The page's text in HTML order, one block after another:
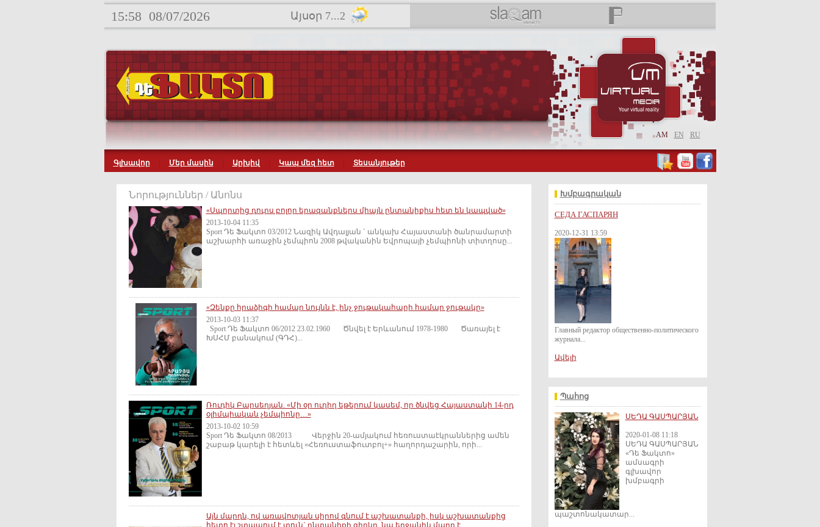
15:58 08/07/2026 Այսօր 7...2
AM EN RU
Գլխավոր Մեր մասին Արխիվ Կապ մեզ հետ Տեսանյութեր
Նորություններ / Անոնս
«Սպորտից դուրս բոլոր երազանքներս միայն ընտանիքիս հետ են կապված»
2013-10-04 11:35
Sport Դե Ֆակտո 03/2012 Նազիկ Ավդալյան ` անկախ Հայաստանի ծանրամարտի
աշխարհի առաջին չեմպիոն 2008 թվականին Եվրոպայի չեմպիոնի տիտղոսը...
«Զեն­քը հրա­ձի­գի հա­մար նույնն է, ինչ ջու­թա­կա­հա­րի հա­մար ջու­թա­կը»
2013-10-03 11:37
Sport Դե Ֆակտո 06/2012 23.02.1960 Ծնվել է Երևա­նում 1978-1980 Ծա­ռա­յել է
ԽՍՀՄ ­բա­նա­կում (ԳԴՀ)...
Ռուդիկ Բարսեղյան. «Մի օր ուղիղ եթերում կասեմ, որ ծնվեց Հայաստանի 14-րդ
օլիմպիական չեմպիոնը…»
2013-10-02 10:59
Sport Դե Ֆակտո 08/2013 Վերջին 20-ամյակում հեռուստաէկրաններից ամեն
շաբաթ կարելի է հետևել «Հեռուստաֆուտբոլ+» հաղորդաշարին, որի...
Այն մարդն, ով առավոտյան սիրով գնում է աշխատանքի, իսկ աշխատանքից
հետո էլ շտապում է տուն` ընտանիքի գիրկը, նա երջանիկ մարդ է
Խմբագրական
СЕДА ГАСПАРЯН
2020-12-31 13:59
Главный редактор общественно-политического
журнала...
Ավելի
Պահոց
ՍԵԴԱ ԳԱՍՊԱՐՅԱՆ
2020-01-08 11:18
ՍԵԴԱ ԳԱՍՊԱՐՅԱՆ
«Դե Ֆակտո»
ամսագրի
գլխավոր
խմբագրի
պաշտոնակատար...